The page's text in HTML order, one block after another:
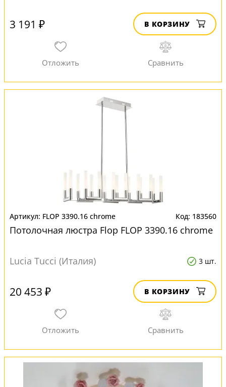
3 191 ₽ В КОРЗИНУ
FLOP 3390.16 chrome 183560
Потолочная люстра Flop FLOP 3390.16 chrome
Lucia Tucci (Италия) 3 шт.
20 453 ₽ В КОРЗИНУ